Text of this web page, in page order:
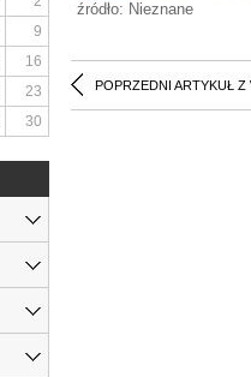
źródło: Nieznane
POPRZEDNI ARTYKUŁ Z
9
16
23
30